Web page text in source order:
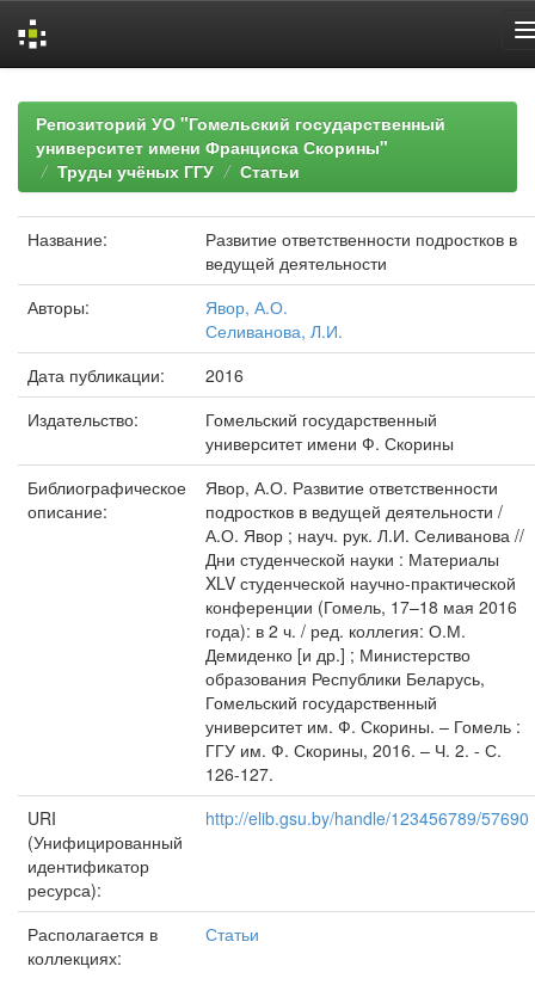
navigationРепозиторий УО "Гомельский государственный
университет имени Франциска Скорины"
Труды учёных ГГУ
Статьи
Название:
Развитие ответственности подростков в
ведущей деятельности
Авторы:
Явор, А.О.
Селиванова, Л.И.
Дата публикации:
2016
Издательство:
Гомельский государственный
университет имени Ф. Скорины
Библиографическое
описание:
Явор, А.О. Развитие ответственности
подростков в ведущей деятельности /
А.О. Явор ; науч. рук. Л.И. Селиванова //
Дни студенческой науки : Материалы
XLV студенческой научно-практической
конференции (Гомель, 17–18 мая 2016
года): в 2 ч. / ред. коллегия: О.М.
Демиденко [и др.] ; Министерство
образования Республики Беларусь,
Гомельский государственный
университет им. Ф. Скорины. – Гомель :
ГГУ им. Ф. Скорины, 2016. – Ч. 2. - С.
126-127.
URI
(Унифицированный
идентификатор
ресурса):
http://elib.gsu.by/handle/123456789/57690
Располагается в
коллекциях:
Статьи